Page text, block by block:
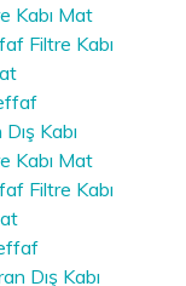
Kabı Mat
Filtre Kabı
Kabı
Kabı Mat
Filtre Kabı
Dış Kabı